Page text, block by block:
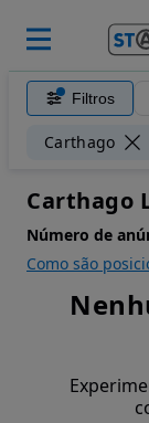
Filtros
Carthago
Carthago
Número de
Como são